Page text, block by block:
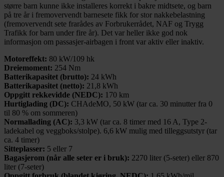
større barn kunne ikke installeres korrekt i bakre midtsete, og barn
på tre år i fremovervendt barnesete fikk for stor nakkebelastning
(fremovervendt sete frarådes av Forbrukerrådet, NAF og Trygg
Trafikk for barn under fire år). Det var heller ikke god nok
informasjon om passasjer-airbagen i front var aktiv eller inaktiv.
Motoreffekt: 80 kW/109 hk
Dreiemoment: 254 Nm
Batterikapasitet (brutto): 24 kWh
Batterikapasitet (netto): 21,8 kWh
Oppgitt rekkevidde (NEDC): 170 km
Hurtiglading (DC): CHAdeMO, 50 kW (tar ca. 30 minutter fra 0
til 80 % om sommeren)
Normallading (AC): 3,3 kW (tar ca. 8 timer med 16 A, Type 2-
ladekabel og veggboks/stolpe). 6,6 kW mulig med tilleggsutstyr (tar
ca. 4 timer)
Sitteplasser: 5 eller 7
Bagasjerom (når alle seter er i bruk): 2270 liter (5-seter) eller 870
liter (7-seter)